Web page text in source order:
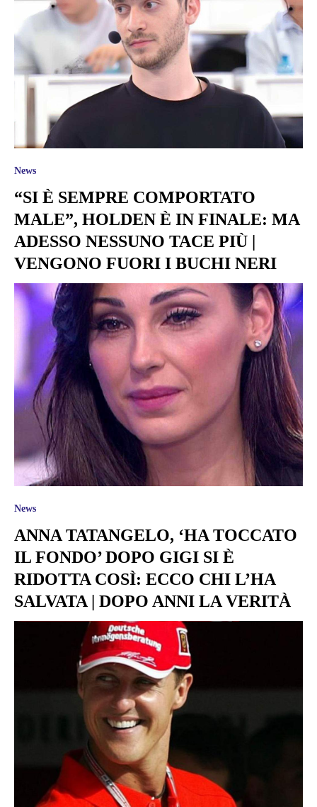
News
“SI È SEMPRE COMPORTATO
MALE”, HOLDEN È IN FINALE: MA
ADESSO NESSUNO TACE PIÙ |
VENGONO FUORI I BUCHI NERI
News
ANNA TATANGELO, ‘HA TOCCATO
IL FONDO’ DOPO GIGI SI È
RIDOTTA COSÌ: ECCO CHI L’HA
SALVATA | DOPO ANNI LA VERITÀ